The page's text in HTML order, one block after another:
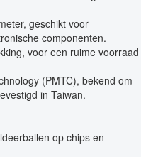
geschikt voor
componenten.
voor een ruime voorraad
(PMTC), bekend om
in Taiwan.
op chips en